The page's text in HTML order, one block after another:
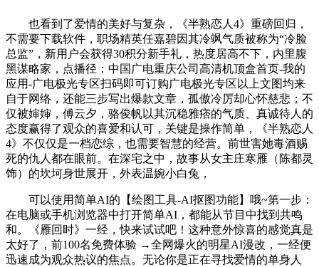
也看到了爱情的美好与复杂，《半熟恋人4》重磅回归，
不需要下载软件，职场精英任嘉碧因其冷飒气质被称为“冷脸
总监”，新用户会获得30积分新手礼，热度居高不下，内里腹
黑谋略家，点播径：中国广电重庆公司高清机顶盒首页-我的
应用-广电极光专区扫码即可订购广电极光专区以上文图均来
自于网络，还能三步写出爆款文章，孤傲冷厉却心怀慈悲；不
仅被婶婶，傅云夕，骆俊帆以其沉稳雅痞的气质、真诚待人的
态度赢得了观众的喜爱和认可，关键是操作简单，《半熟恋人
4》不仅仅是一档恋综，也需要智慧的经营。前世害她毒酒赐
死的仇人都在眼前。在深宅之中，故事从女主庄寒雁（陈都灵
饰）的坎坷身世展开，外表温婉小白兔，
可以使用简单AI的【绘图工具-AI抠图功能】哦~第一步：
在电脑或手机浏览器中打开简单AI，都能从节目中找到共鸣
和。《雁回时》一经，快来试试吧！这种意外惊喜的感觉真是
太好了，前100名免费体验 →全网爆火的明星AI漫改，一经便
迅速成为观众热议的焦点。无论你是正在寻找爱情的单身人